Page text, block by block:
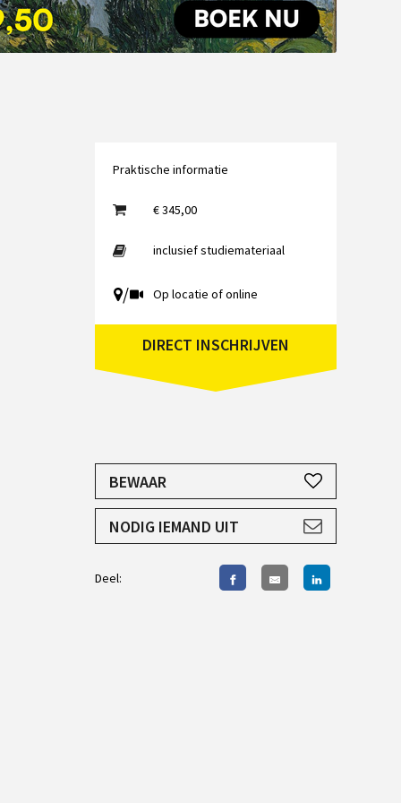
Praktische informatie
€ 345,00
inclusief studiemateriaal
/ Op locatie of online
DIRECT INSCHRIJVEN
JE HEBT EEN ACCOUNT NODIG
AANMELDEN
BEWAAR
NODIG IEMAND UIT
Deel: